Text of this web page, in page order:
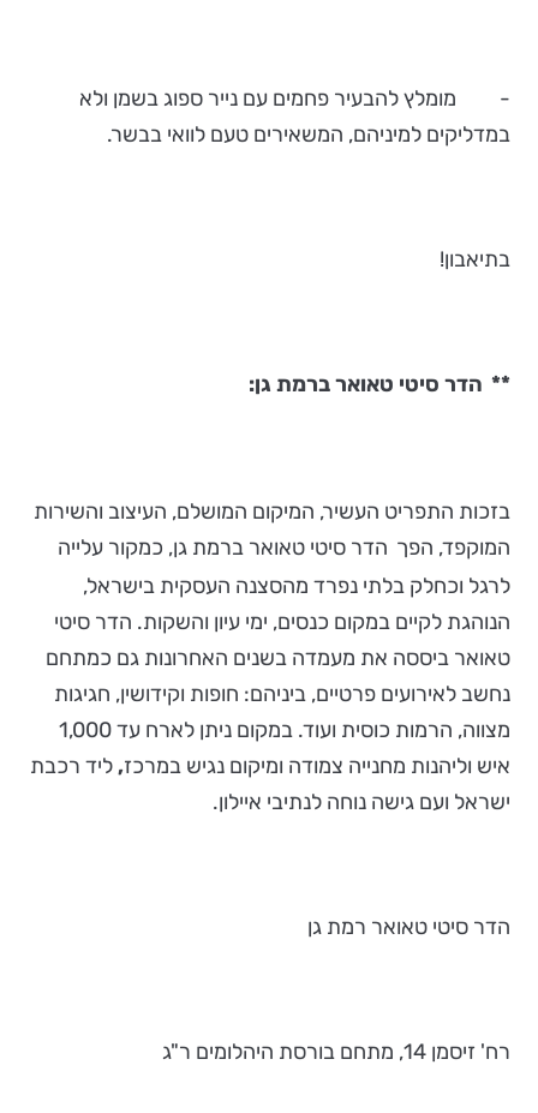
- מומלץ להבעיר פחמים עם נייר ספוג בשמן ולא
במדליקים למיניהם, המשאירים טעם לוואי בבשר.
בתיאבון!
** הדר סיטי טאואר ברמת גן:
בזכות התפריט העשיר, המיקום המושלם, העיצוב והשירות
המוקפד, הפך הדר סיטי טאואר ברמת גן, כמקור עלייה
לרגל וכחלק בלתי נפרד מהסצנה העסקית בישראל,
הנוהגת לקיים במקום כנסים, ימי עיון והשקות. הדר סיטי
טאואר ביססה את מעמדה בשנים האחרונות גם כמתחם
נחשב לאירועים פרטיים, ביניהם: חופות וקידושין, חגיגות
מצווה, הרמות כוסית ועוד. במקום ניתן לארח עד 1,000
איש וליהנות מחנייה צמודה ומיקום נגיש במרכז,ליד רכבת
ישראל ועם גישה נוחה לנתיבי איילון.
הדר סיטי טאואר רמת גן
רח' זיסמן 14, מתחם בורסת היהלומים ר"ג